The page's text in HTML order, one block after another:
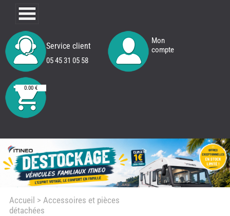
Service client
05 45 31 05 58
Mon
compte
0.00 €
Accueil > Accessoires et pièces
détachées